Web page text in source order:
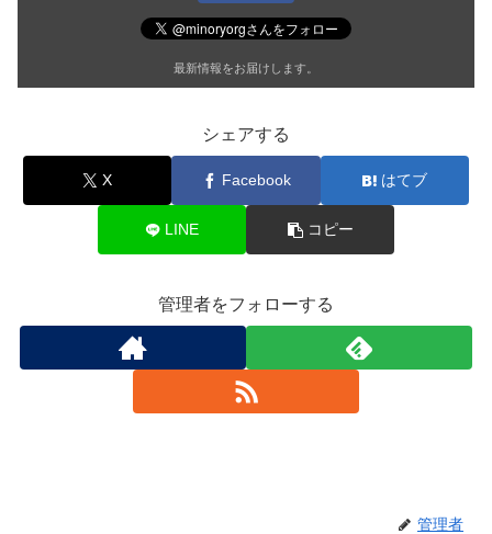
最新情報をお届けします。
シェアする
X Facebook はてブ
LINE コピー
管理者をフォローする
管理者